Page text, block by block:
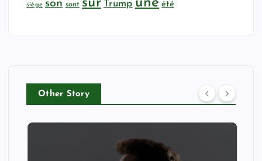
siège son sont Trump été
Other Story